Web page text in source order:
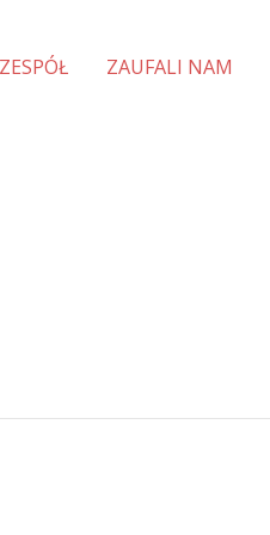
ZESPÓŁ ZAUFALI NAM